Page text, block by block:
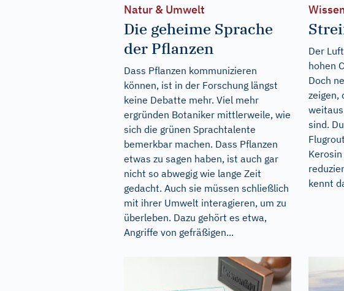
Natur & Umwelt
Die geheime Sprache
der Pflanzen
Dass Pflanzen kommunizieren
können, ist in der Forschung längst
keine Debatte mehr. Viel mehr
ergründen Botaniker mittlerweile, wie
sich die grünen Sprachtalente
bemerkbar machen. Dass Pflanzen
etwas zu sagen haben, ist auch gar
nicht so abwegig wie lange Zeit
gedacht. Auch sie müssen schließlich
mit ihrer Umwelt interagieren, um zu
überleben. Dazu gehört es etwa,
Angriffe von gefräßigen...
Der
hohen
Doch
zeigen,
sind.
kennt